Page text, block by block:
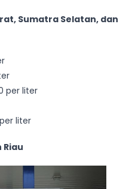
Sumatra Selatan, dan
per liter
liter
Riau